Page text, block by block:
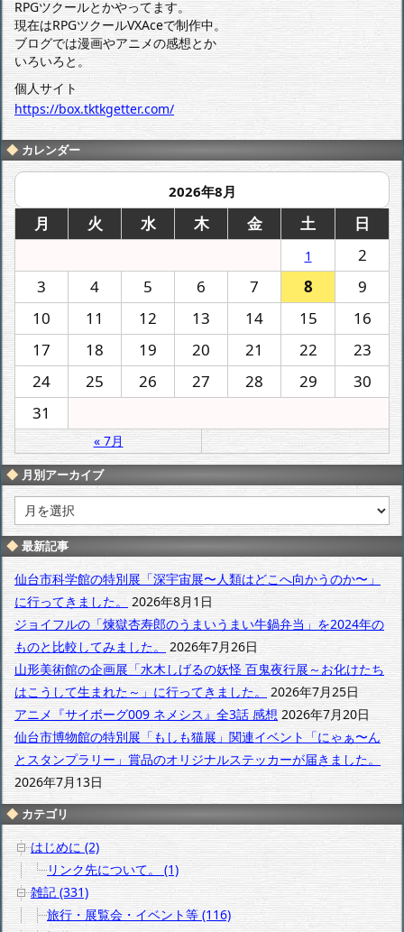
RPGツクールとかやってます。
現在はRPGツクールVXAceで制作中。
ブログでは漫画やアニメの感想とか
いろいろと。
個人サイト
https://box.tktkgetter.com/
カレンダー
2026年8月
月 火 水 木 金 土 日
1
2
3
4 5 6 7 8
9
10
11 12 13 14 15
16
17
18 19 20 21 22
23
24
25 26 27 28 29
30
31
« 7月
月別アーカイブ
別
ア
ー
カ
イ
ブ
最新記事
仙台市科学館の特別展「深宇宙展〜人類はどこへ向かうのか〜」
に行ってきました。
2026年8月1日
ジョイフルの「煉獄杏寿郎のうまいうまい牛鍋弁当」を2024年の
ものと比較してみました。 2026年7月26日
山形美術館の企画展「水木しげるの妖怪 百鬼夜行展～お化けたち
はこうして生まれた～」に行ってきました。 2026年7月25日
アニメ『サイボーグ009 ネメシス』全3話 感想 2026年7月20日
仙台市博物館の特別展「もしも猫展」関連イベント「にゃぁ〜ん
とスタンプラリー」賞品のオリジナルステッカーが届きました。
2026年7月13日
カテゴリ
はじめに (2)
リンク先について。 (1)
雑記 (331)
旅行・展覧会・イベント等 (116)